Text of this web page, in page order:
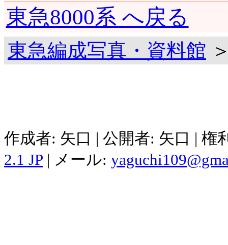
東急8000系 へ戻る
東急編成写真・資料館
作成者: 矢口 | 公開者: 矢口 |
2.1 JP | メール: